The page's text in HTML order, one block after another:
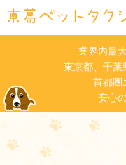
業界内最
東京都、千葉
首都圏
安心